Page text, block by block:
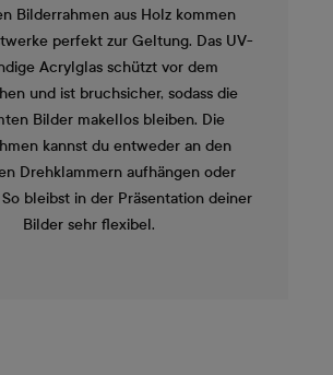
Bilderrahmen aus Holz kommen
perfekt zur Geltung. Das UV-
Acrylglas schützt vor dem
und ist bruchsicher, sodass die
Bilder makellos bleiben. Die
kannst du entweder an den
Drehklammern aufhängen oder
bleibst in der Präsentation deiner
Bilder sehr flexibel.